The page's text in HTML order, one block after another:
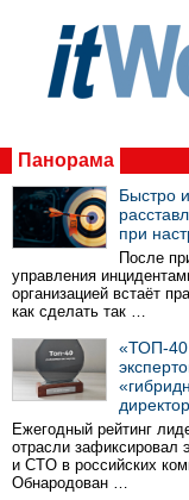
Панорама
Быстро
при
После
управления
организацией встаёт
как сделать так …
«ТОП-40
Ежегодный рейтинг
отрасли зафиксировал
и CTO в российских
Обнародован …